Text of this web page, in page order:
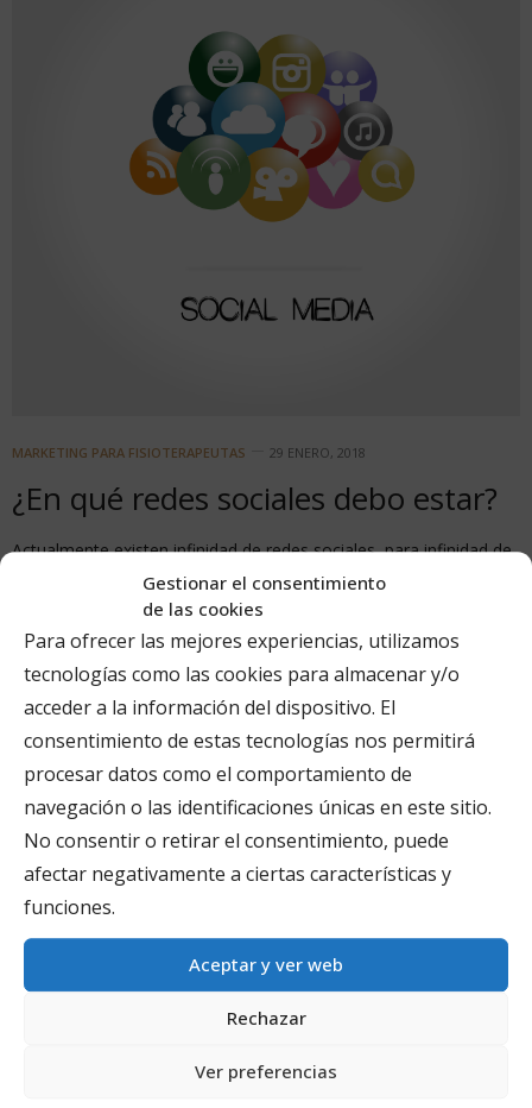
Gestionar el consentimiento
de las cookies
Para ofrecer las mejores experiencias, utilizamos
tecnologías como las cookies para almacenar y/o
acceder a la información del dispositivo. El
consentimiento de estas tecnologías nos permitirá
procesar datos como el comportamiento de
navegación o las identificaciones únicas en este sitio.
No consentir o retirar el consentimiento, puede
afectar negativamente a ciertas características y
funciones.
Aceptar y ver web
Rechazar
Ver preferencias
MARKETING PARA FISIOTERAPEUTAS 29 ENERO, 2018
¿En qué redes sociales debo estar?
Actualmente existen infinidad de redes sociales, para infinidad de
usos y en ocasiones tremendamente específicas.…